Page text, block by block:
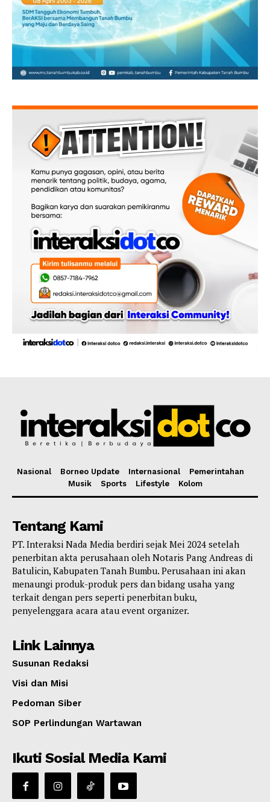
Nasional Borneo Update Internasional
Pemerintahan
Musik
Sports Lifestyle Kolom
Tentang Kami
PT. Interaksi Nada Media berdiri sejak Mei 2024 setelah
penerbitan akta perusahaan oleh Notaris Pang Andreas di
Batulicin, Kabupaten Tanah Bumbu. Perusahaan ini akan
menaungi produk-produk pers dan bidang usaha yang
terkait dengan pers seperti penerbitan buku,
penyelenggara acara atau event organizer.
Link Lainnya
Susunan Redaksi
Visi dan Misi
Pedoman Siber
SOP Perlindungan Wartawan
Ikuti Sosial Media Kami